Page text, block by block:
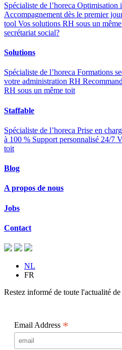
Spécialiste de l’horeca Optimisation
Accompagnement dès le premier
tool Vos solutions RH sous un
secrétariat social?
Solutions
Spécialiste de l’horeca Formations
votre administration RH
RH sous un même toit
Staffable
Spécialiste de l’horeca Prise en
à 100 % Support personnalisé 24/7
toit
Blog
A propos de nous
Jobs
Contact
NL
FR
Restez informé de toute l'actualité de
Email Address *